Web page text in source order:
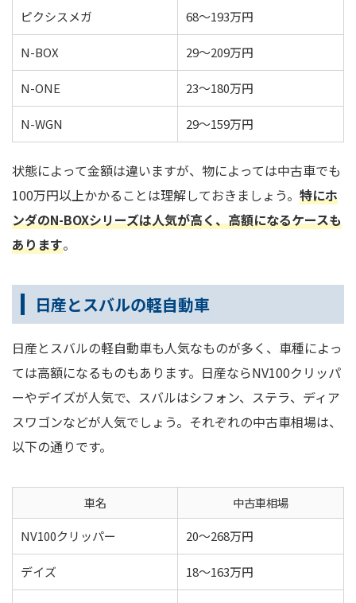
ピクシスメガ 68～193万円
N-BOX 29～209万円
N-ONE 23～180万円
N-WGN 29～159万円
状態によって金額は違いますが、物によっては中古車でも
100万円以上かかることは理解しておきましょう。 特にホ
ンダのN-BOXシリーズは人気が高く、高額になるケースも
あります。
日産とスバルの軽自動車
日産とスバルの軽自動車も人気なものが多く、車種によっ
ては高額になるものもあります。日産ならNV100クリッパ
ーやデイズが人気で、スバルはシフォン、ステラ、ディア
スワゴンなどが人気でしょう。それぞれの中古車相場は、
以下の通りです。
車名
中古車相場
NV100クリッパー
20～268万円
デイズ 18～163万円